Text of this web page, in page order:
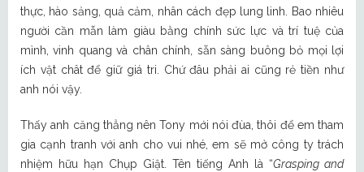
thực, hào sảng, quả cảm, nhân cách đẹp lung linh. Bao nhiêu
người cần mẫn làm giàu bằng chính sức lực và trí tuệ của
mình, vinh quang và chân chính, sẵn sàng buông bỏ mọi lợi
ích vật chât để giữ giá tri. Chứ đâu phải ai cũng rẻ tiền như
anh nói vậy.
Thấy anh căng thẳng nên Tony mới nói đùa, thôi để em tham
gia cạnh tranh với anh cho vui nhé, em sẽ mở công ty trách
nhiệm hữu hạn Chụp Giật. Tên tiếng Anh là “Grasping and